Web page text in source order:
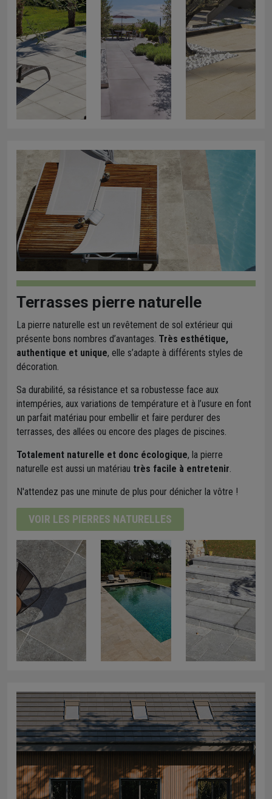
Terrasses pierre naturelle
La pierre naturelle est un revêtement de sol extérieur qui
présente bons nombres d’avantages. Très esthétique,
authentique et unique, elle s’adapte à différents styles de
décoration.
Sa durabilité, sa résistance et sa robustesse face aux
intempéries, aux variations de température et à l’usure en font
un parfait matériau pour embellir et faire perdurer des
terrasses, des allées ou encore des plages de piscines.
Totalement naturelle et donc écologique, la pierre
naturelle est aussi un matériau très facile à entretenir.
N'attendez pas une minute de plus pour dénicher la vôtre !
VOIR LES PIERRES NATURELLES